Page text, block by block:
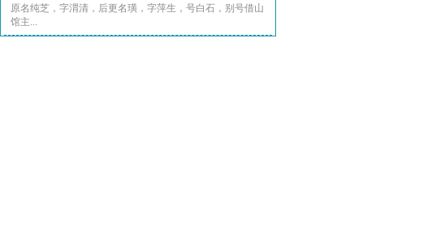
原名纯芝，字渭清，后更名璜，字萍生，号白石，别号借山
馆主...